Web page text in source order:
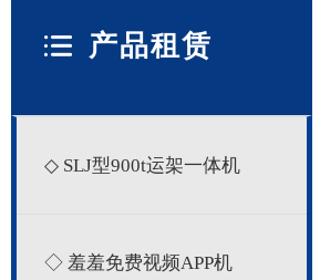
产品租赁
◇ SLJ型900t运架一体机
◇ 羞羞免费视频APP机